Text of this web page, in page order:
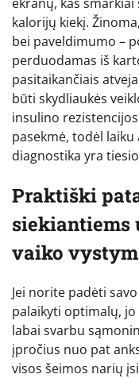
kalorijų kiekį.
bei paveldimumo –
perduodamas iš
pasitaikančiais
būti skydliaukės
insulino
pasekmė, todėl
diagnostika yra
Praktiški
vaiko
Jei norite padėti
palaikyti optimalų,
labai svarbu
įpročius nuo pat
visos šeimos narių